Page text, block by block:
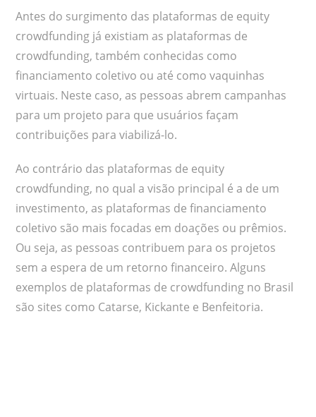
Antes do surgimento das plataformas de equity
crowdfunding já existiam as plataformas de
crowdfunding, também conhecidas como
financiamento coletivo ou até como vaquinhas
virtuais. Neste caso, as pessoas abrem campanhas
para um projeto para que usuários façam
contribuições para viabilizá-lo.
Ao contrário das plataformas de equity
crowdfunding, no qual a visão principal é a de um
investimento, as plataformas de financiamento
coletivo são mais focadas em doações ou prêmios.
Ou seja, as pessoas contribuem para os projetos
sem a espera de um retorno financeiro. Alguns
exemplos de plataformas de crowdfunding no Brasil
são sites como Catarse, Kickante e Benfeitoria.